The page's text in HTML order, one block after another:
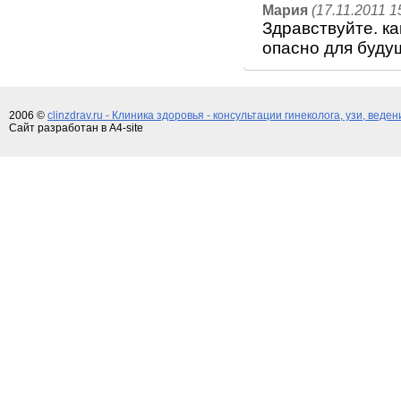
Мария (17.11.2011
Здравствуйте.
опасно для
2006 © clinzdrav.ru - Клиника здоровья - консультации гинеколога, узи,
Сайт разработан в A4-site